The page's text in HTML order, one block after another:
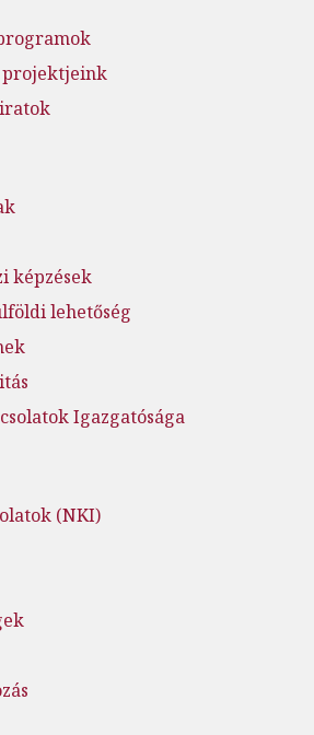
projektjeink
képzések
lehetőség
Igazgatósága
(NKI)